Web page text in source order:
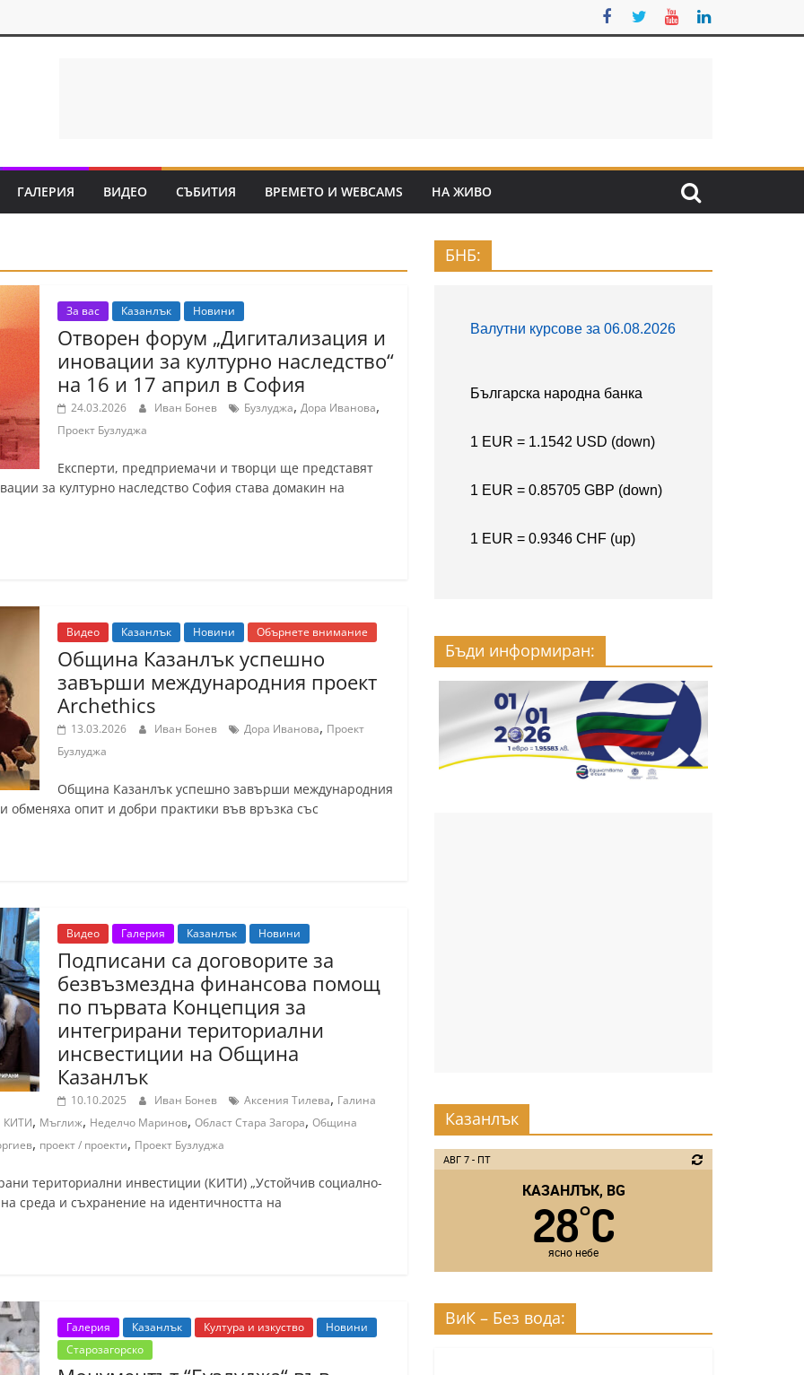
ГАЛЕРИЯ ВИДЕО СЪБИТИЯ ВРЕМЕТО И WEBCAMS НА ЖИВО
За вас Казанлък Новини
Отворен форум „Дигитализация и
иновации за културно наследство“
на 16 и 17 април в София
24.03.2026 Иван Бонев Бузлуджа, Дора Иванова,
Проект Бузлуджа
Експерти, предприемачи и творци ще представят
за културно наследство София става домакин на
Видео Казанлък Новини Обърнете внимание
Община Казанлък успешно
завърши международния проект
Archethics
13.03.2026 Иван Бонев Дора Иванова, Проект
Бузлуджа
Община Казанлък успешно завърши международния
обменяха опит и добри практики във връзка със
Видео Галерия Казанлък Новини
Подписани са договорите за
безвъзмездна финансова помощ
по първата Концепция за
интегрирани териториални
инсвестиции на Община
Казанлък
10.10.2025 Иван Бонев Аксения Тилева, Галина
КИТИ, Мъглиж, Неделчо Маринов, Област Стара Загора, Община
, проект / проекти, Проект Бузлуджа
териториални инвестиции (КИТИ) „Устойчив социално-
среда и съхранение на идентичността на
Галерия Казанлък Култура и изкуство
Новини
Старозагорско
БНБ:
Бъди информиран:
Казанлък
АВГ 7 - ПТ
КАЗАНЛЪК, BG
28°C
ясно небе
ВиК – Без вода: